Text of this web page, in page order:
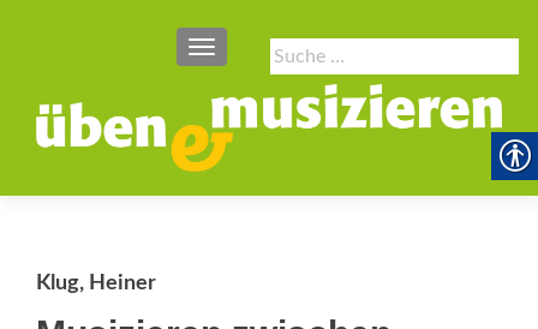
Suche
nach:
SCHALTE NAVIGATION
Klug, Heiner